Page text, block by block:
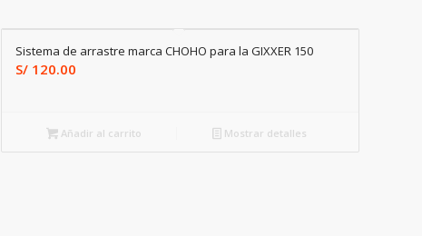
Sistema de arrastre marca CHOHO para la GIXXER 150
S/ 120.00
Añadir al carrito Mostrar detalles